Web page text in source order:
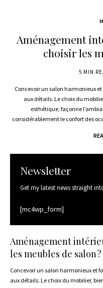
Aménagement
choisir les
5 MIN
Concevoir un salon harmonieux
aux détails. Le choix du
esthétique, façonne
considérablement le confort des
Newsletter
Get my latest news straight
[mc4wp_form]
Aménagement
les meubles de salon ?
Concevoir un salon harmonieux et
aux détails. Le choix du mobilier,